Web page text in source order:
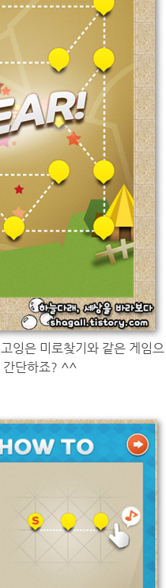
잉은 미로찾기와 같은 게임으
간단하죠? ^^